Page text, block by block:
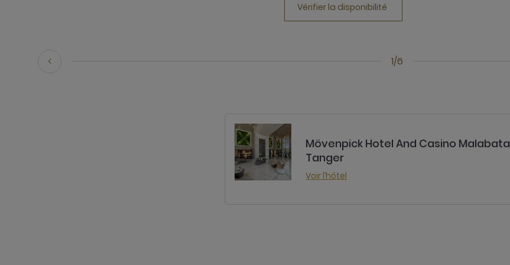
1/6
Vérifier la disponibilité
Mövenpick Hotel And Casino Malabata
Tanger
Voir l’hôtel